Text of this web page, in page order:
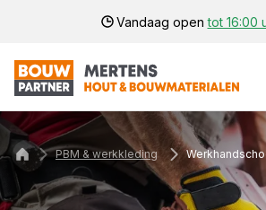
Vandaag opentot 16:00
PBM & werkkleding